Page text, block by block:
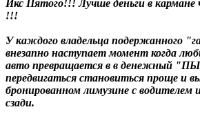
Икс Пятого!!! Лучше деньги в кармане
!!!
У каждого владельца подержанного
внезапно наступает момент когда
авто превращается в в денежный
передвигаться становиться проще и
бронированном лимузине с водителем
сзади.